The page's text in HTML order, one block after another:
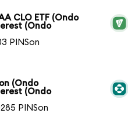
CLO ETF (Ondo
(Ondo
PINSon
(Ondo
(Ondo
PINSon